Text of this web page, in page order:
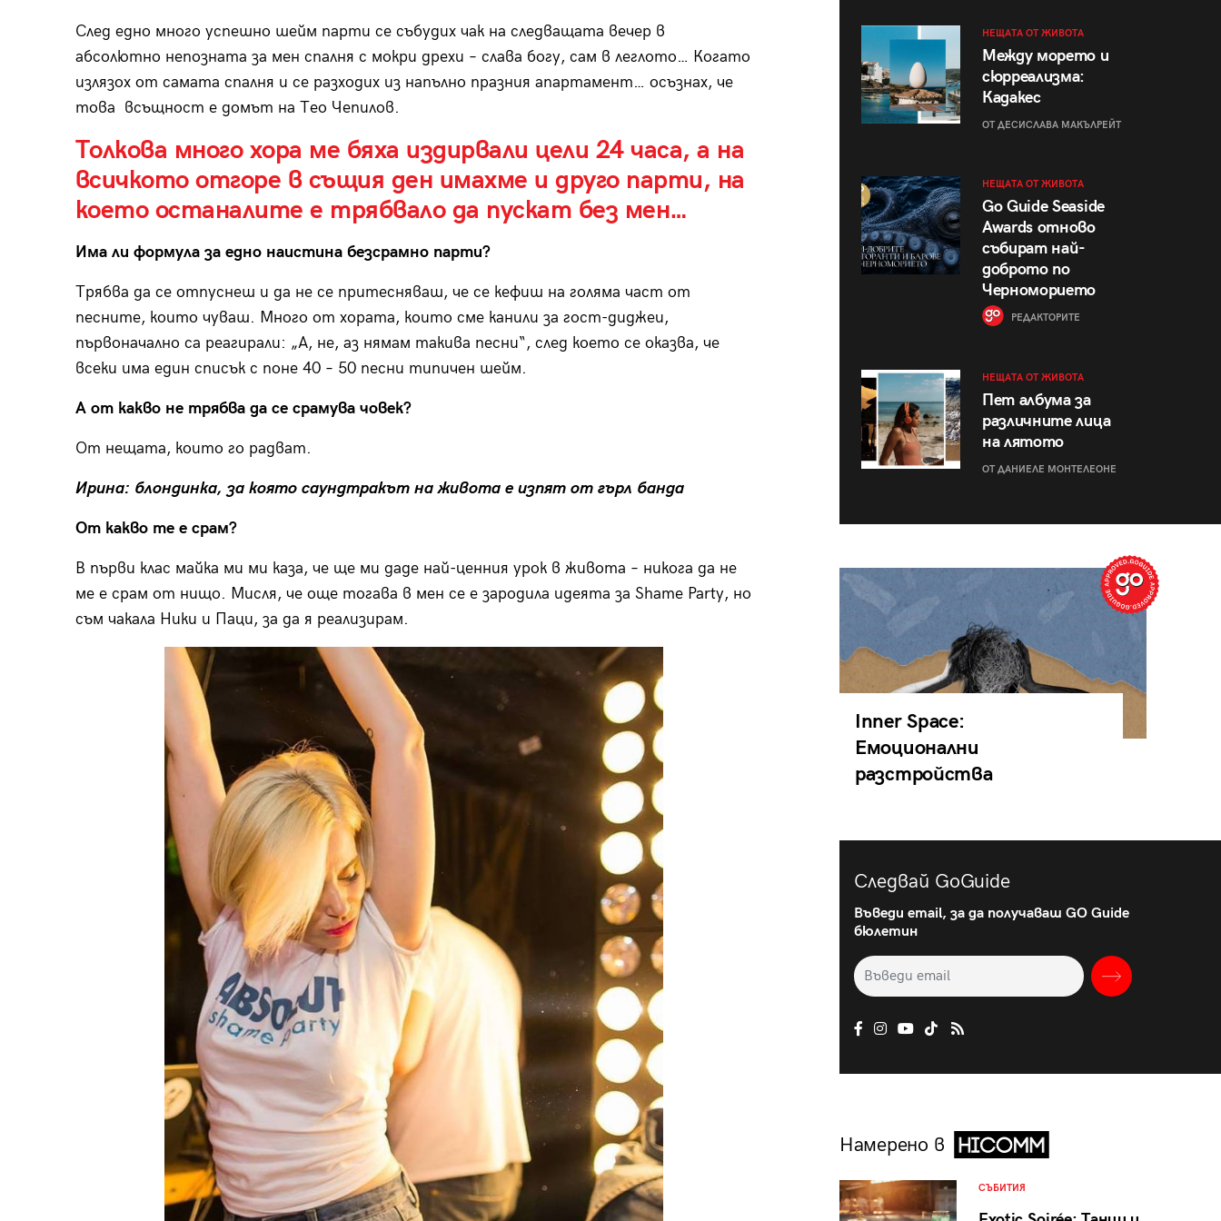
След едно много успешно шейм парти се събудих чак на следващата вечер в
абсолютно непозната за мен спалня с мокри дрехи – слава богу, сам в леглото… Когато
излязох от самата спалня и се разходих из напълно празния апартамент… осъзнах, че
това всъщност е домът на Тео Чепилов.
Толкова много хора ме бяха издирвали цели 24 часа, а на
всичкото отгоре в същия ден имахме и друго парти, на
което останалите е трябвало да пускат без мен…
Има ли формула за едно наистина безсрамно парти?
Трябва да се отпуснеш и да не се притесняваш, че се кефиш на голяма част от
песните, които чуваш. Много от хората, които сме канили за гост-диджеи,
първоначално са реагирали: „А, не, аз нямам такива песни“, след което се оказва, че
всеки има един списък с поне 40 – 50 песни типичен шейм.
А от какво не трябва да се срамува човек?
От нещата, които го радват.
Ирина: блондинка, за която саундтракът на живота е изпят от гърл банда
От какво те е срам?
В първи клас майка ми ми каза, че ще ми даде най-ценния урок в живота – никога да не
ме е срам от нищо. Мисля, че още тогава в мен се е зародила идеята за Shame Party, но
съм чакала Ники и Паци, за да я реализирам.
НЕЩАТА ОТ ЖИВОТА
Между морето и
сюрреализма:
Кадакес
ОТ ДЕСИСЛАВА МАКЪЛРЕЙТ
НЕЩАТА ОТ ЖИВОТА
Go Guide Seaside
Awards отново
събират най-
доброто по
Черноморието
РЕДАКТОРИТЕ
НЕЩАТА ОТ ЖИВОТА
Пет албума за
различните лица
на лятото
ОТ ДАНИЕЛЕ МОНТЕЛЕОНЕ
Inner Space:
Емоционални
разстройства
Следвай GoGuide
Въведи email, за да получаваш GO Guide
бюлетин
Намерено в
СЪБИТИЯ